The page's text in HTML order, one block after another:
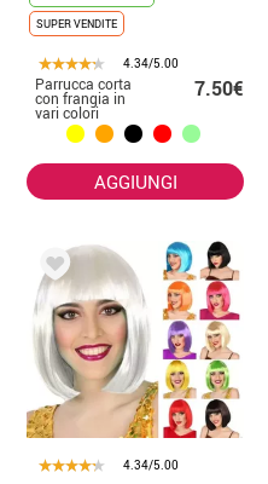
SUPER VENDITE
4.34/5.00
Parrucca corta
con frangia in
vari colori
7.50€
AGGIUNGI
4.34/5.00